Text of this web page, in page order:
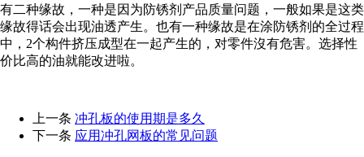
有二种缘故，一种是因为防锈剂产品质量问题，一般如果是这类
缘故得话会出现油透产生。也有一种缘故是在涂防锈剂的全过程
中，2个构件挤压成型在一起产生的，对零件沒有危害。选择性
价比高的油就能改进啦。
上一条 冲孔板的使用期是多久
下一条 应用冲孔网板的常见问题